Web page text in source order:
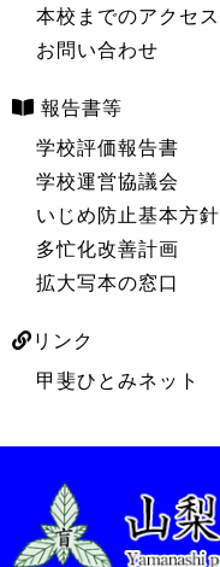
本校までのアクセス
お問い合わせ
報告書等
学校評価報告書
学校運営協議会
いじめ防止基本方針
多忙化改善計画
拡大写本の窓口
リンク
甲斐ひとみネット